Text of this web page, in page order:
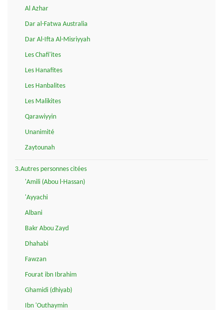
Al Azhar
Dar al-Fatwa Australia
Dar Al-Ifta Al-Misriyyah
Les Chafi'ites
Les Hanafites
Les Hanbalites
Les Malikites
Qarawiyyin
Unanimité
Zaytounah
3.Autres personnes citées
'Amili (Abou l-Hassan)
'Ayyachi
Albani
Bakr Abou Zayd
Dhahabi
Fawzan
Fourat ibn Ibrahim
Ghamidi (dhiyab)
Ibn 'Outhaymin